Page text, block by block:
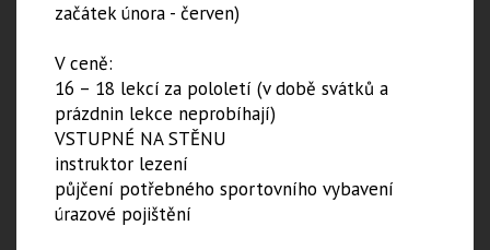
začátek února - červen)
V ceně:
16 – 18 lekcí za pololetí (v době svátků a
prázdnin lekce neprobíhají)
VSTUPNÉ NA STĚNU
instruktor lezení
půjčení potřebného sportovního vybavení
úrazové pojištění